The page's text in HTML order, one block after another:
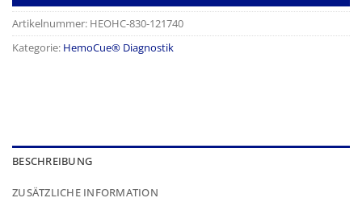
Artikelnummer: HEOHC-830-121740
Kategorie: HemoCue® Diagnostik
BESCHREIBUNG
ZUSÄTZLICHE INFORMATION